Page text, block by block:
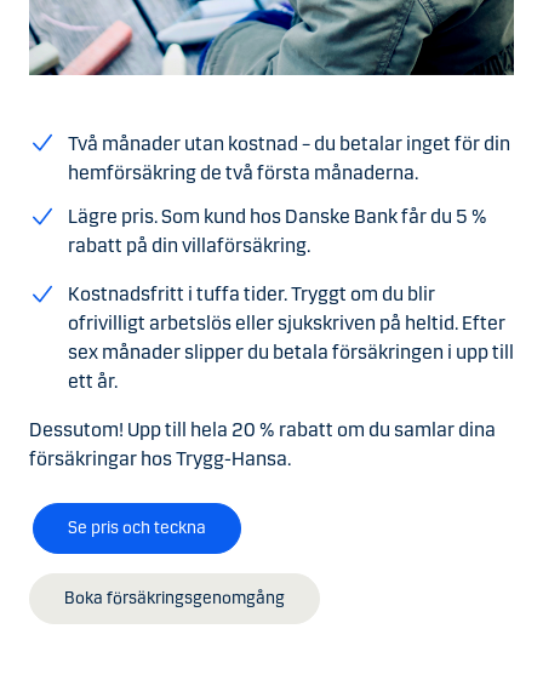
Två månader utan kostnad – du betalar inget för din
hemförsäkring de två första månaderna.
Lägre pris. Som kund hos Danske Bank får du 5 %
rabatt på din villaförsäkring.
Kostnadsfritt i tuffa tider. Tryggt om du blir
ofrivilligt arbetslös eller sjukskriven på heltid. Efter
sex månader slipper du betala försäkringen i upp till
ett år.
Dessutom! Upp till hela 20 % rabatt om du samlar dina
försäkringar hos Trygg-Hansa.
Se pris och teckna
Boka försäkringsgenomgång